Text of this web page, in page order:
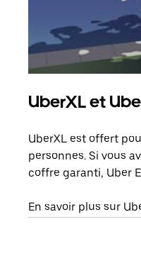
UberXL et
UberXL est offert
personnes. Si vous
coffre garanti, Uber
En savoir plus sur